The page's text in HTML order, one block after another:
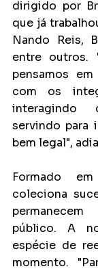
dirigido por
que já
Nando Reis,
entre outros.
pensamos
com os
servindo para
bem legal",
Formado
coleciona
público. A
espécie de
momento.